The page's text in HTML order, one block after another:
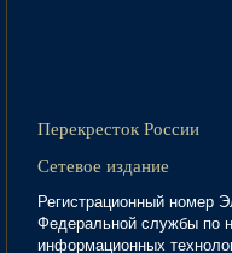
Перекресток России
Сетевое издание
Регистрационный номер
Федеральной службы по
информационных